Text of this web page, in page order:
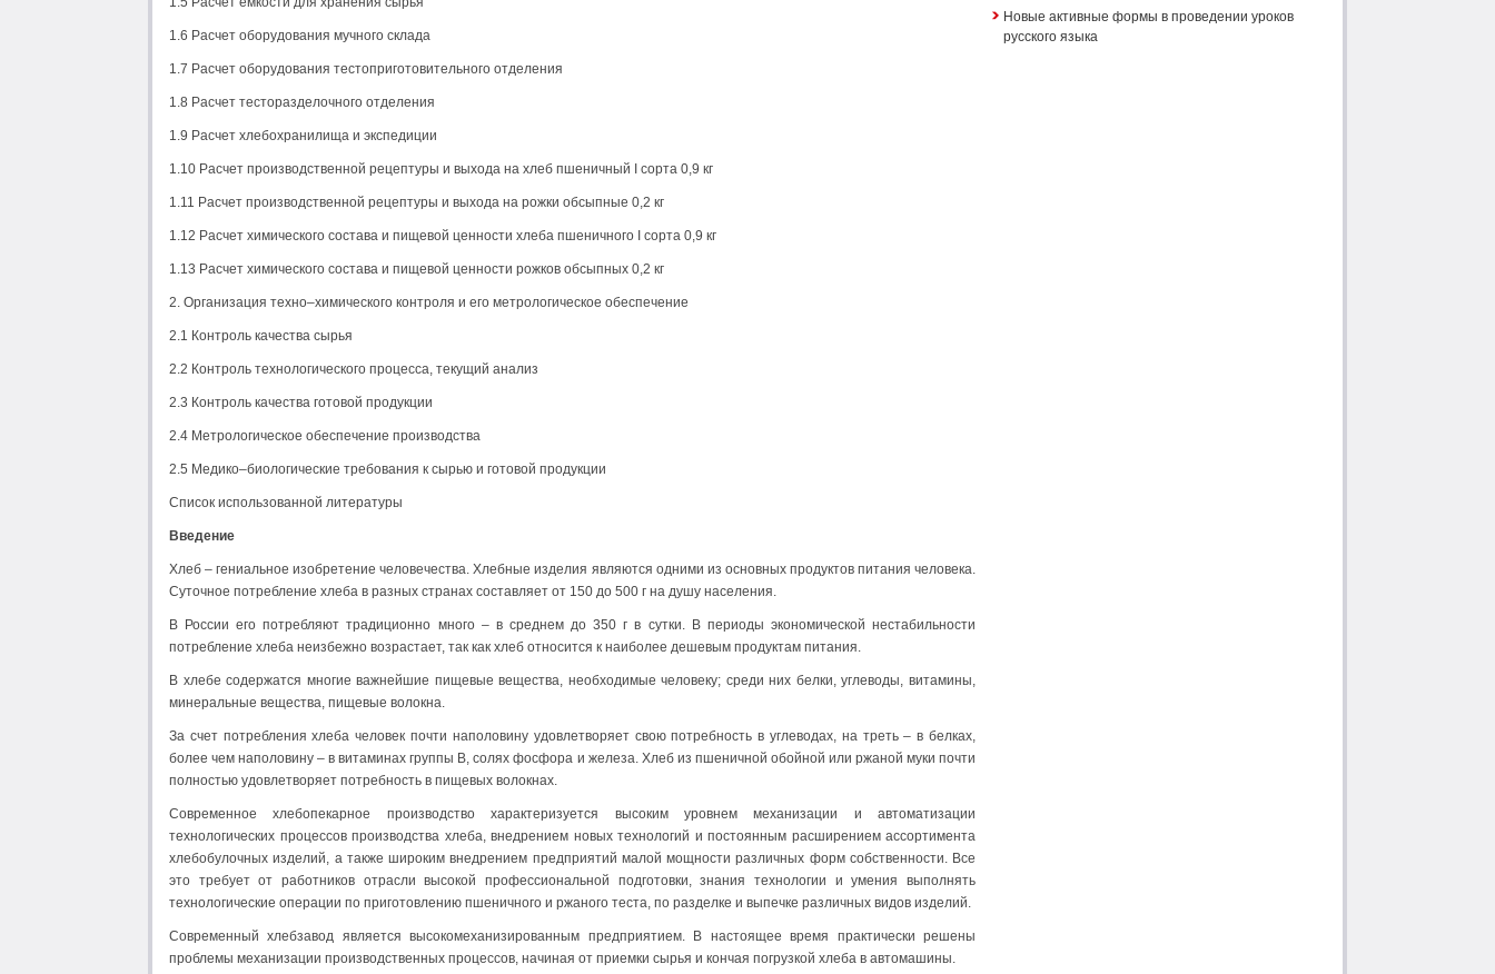
1.6 Расчет оборудования мучного склада
1.7 Расчет оборудования тестоприготовительного отделения
1.8 Расчет тесторазделочного отделения
1.9 Расчет хлебохранилища и экспедиции
1.10 Расчет производственной рецептуры и выхода на хлеб пшеничный I сорта 0,9 кг
1.11 Расчет производственной рецептуры и выхода на рожки обсыпные 0,2 кг
1.12 Расчет химического состава и пищевой ценности хлеба пшеничного I сорта 0,9 кг
1.13 Расчет химического состава и пищевой ценности рожков обсыпных 0,2 кг
2. Организация техно–химического контроля и его метрологическое обеспечение
2.1 Контроль качества сырья
2.2 Контроль технологического процесса, текущий анализ
2.3 Контроль качества готовой продукции
2.4 Метрологическое обеспечение производства
2.5 Медико–биологические требования к сырью и готовой продукции
Список использованной литературы
Введение
Хлеб – гениальное изобретение человечества. Хлебные изделия являются одними из основных продуктов питания человека.
Суточное потребление хлеба в разных странах составляет от 150 до 500 г на душу населения.
В России его потребляют традиционно много – в среднем до 350 г в сутки. В периоды экономической нестабильности
потребление хлеба неизбежно возрастает, так как хлеб относится к наиболее дешевым продуктам питания.
В хлебе содержатся многие важнейшие пищевые вещества, необходимые человеку; среди них белки, углеводы, витамины,
минеральные вещества, пищевые волокна.
За счет потребления хлеба человек почти наполовину удовлетворяет свою потребность в углеводах, на треть – в белках,
более чем наполовину – в витаминах группы В, солях фосфора и железа. Хлеб из пшеничной обойной или ржаной муки почти
полностью удовлетворяет потребность в пищевых волокнах.
Современное хлебопекарное производство характеризуется высоким уровнем механизации и автоматизации
технологических процессов производства хлеба, внедрением новых технологий и постоянным расширением ассортимента
хлебобулочных изделий, а также широким внедрением предприятий малой мощности различных форм собственности. Все
это требует от работников отрасли высокой профессиональной подготовки, знания технологии и умения выполнять
технологические операции по приготовлению пшеничного и ржаного теста, по разделке и выпечке различных видов изделий.
Современный хлебзавод является высокомеханизированным предприятием. В настоящее время практически решены
проблемы механизации производственных процессов, начиная от приемки сырья и кончая погрузкой хлеба в автомашины.
Новые активные формы в проведении уроков
русского языка